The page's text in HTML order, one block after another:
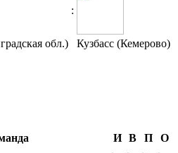
:
обл.) Кузбасс (Кемерово)
И В П
О